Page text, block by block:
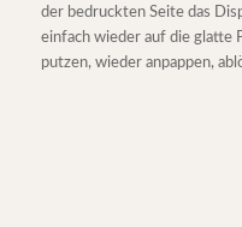
der bedruckten Seite das
einfach wieder auf die glatte
putzen, wieder anpappen,